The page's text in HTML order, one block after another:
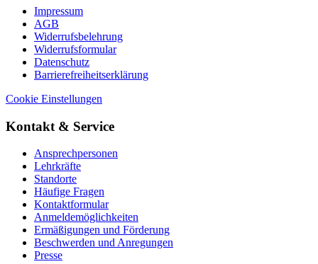
Impressum
AGB
Widerrufsbelehrung
Widerrufsformular
Datenschutz
Barrierefreiheitserklärung
Cookie Einstellungen
Kontakt & Service
Ansprechpersonen
Lehrkräfte
Standorte
Häufige Fragen
Kontaktformular
Anmeldemöglichkeiten
Ermäßigungen und Förderung
Beschwerden und Anregungen
Presse